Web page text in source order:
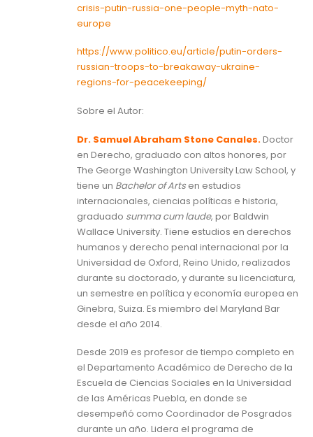
crisis-putin-russia-one-people-myth-nato-
europe
https://www.politico.eu/article/putin-orders-
russian-troops-to-breakaway-ukraine-
regions-for-peacekeeping/
Sobre el Autor:
Dr. Samuel Abraham Stone Canales.Doctor
en Derecho, graduado con altos honores, por
The George Washington University Law School, y
tiene un Bachelor of Artsen estudios
internacionales, ciencias políticas e historia,
graduado summa cum laude, por Baldwin
Wallace University. Tiene estudios en derechos
humanos y derecho penal internacional por la
Universidad de Oxford, Reino Unido, realizados
durante su doctorado, y durante su licenciatura,
un semestre en política y economía europea en
Ginebra, Suiza. Es miembro del Maryland Bar
desde el año 2014.
Desde 2019 es profesor de tiempo completo en
el Departamento Académico de Derecho de la
Escuela de Ciencias Sociales en la Universidad
de las Américas Puebla, en donde se
desempeñó como Coordinador de Posgrados
durante un año. Lidera el programa de